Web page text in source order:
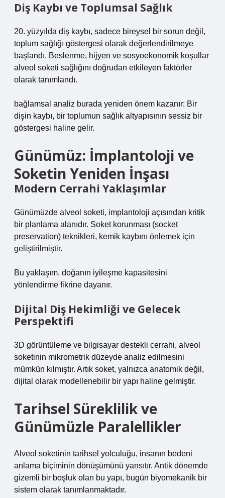
Diş Kaybı ve Toplumsal Sağlık
20. yüzyılda diş kaybı, sadece bireysel bir sorun değil,
toplum sağlığı göstergesi olarak değerlendirilmeye
başlandı. Beslenme, hijyen ve sosyoekonomik koşullar
alveol soketi sağlığını doğrudan etkileyen faktörler
olarak tanımlandı.
bağlamsal analiz burada yeniden önem kazanır: Bir
dişin kaybı, bir toplumun sağlık altyapısının sessiz bir
göstergesi haline gelir.
Günümüz: İmplantoloji ve
Soketin Yeniden İnşası
Modern Cerrahi Yaklaşımlar
Günümüzde alveol soketi, implantoloji açısından kritik
bir planlama alanıdır. Soket korunması (socket
preservation) teknikleri, kemik kaybını önlemek için
geliştirilmiştir.
Bu yaklaşım, doğanın iyileşme kapasitesini
yönlendirme fikrine dayanır.
Dijital Diş Hekimliği ve Gelecek
Perspektifi
3D görüntüleme ve bilgisayar destekli cerrahi, alveol
soketinin mikrometrik düzeyde analiz edilmesini
mümkün kılmıştır. Artık soket, yalnızca anatomik değil,
dijital olarak modellenebilir bir yapı haline gelmiştir.
Tarihsel Süreklilik ve
Günümüzle Paralellikler
Alveol soketinin tarihsel yolculuğu, insanın bedeni
anlama biçiminin dönüşümünü yansıtır. Antik dönemde
gizemli bir boşluk olan bu yapı, bugün biyomekanik bir
sistem olarak tanımlanmaktadır.